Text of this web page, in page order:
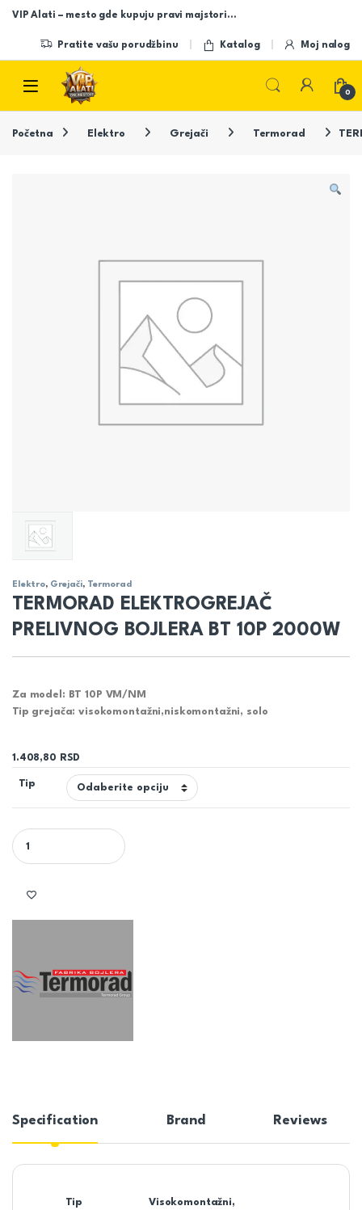
Skip to navigation
Skip to content
VIP Alati – mesto gde kupuju pravi majstori…
Pratite vašu porudžbinu Katalog Moj nalog
Open
0
Početna Elektro Grejači Termorad
Elektro, Grejači, Termorad
TERMORAD ELEKTROGREJAČ
PRELIVNOG BOJLERA BT 10P 2000W
Za model: BT 10P VM/NM
Tip grejača: visokomontažni,niskomontažni, solo
1.408,80 RSD
Tip
TERMORAD ELEKTROGREJAČ PRELIVNOG BOJLERA BT 10P
Specification Brand Reviews
Tip
Visokomontažni,